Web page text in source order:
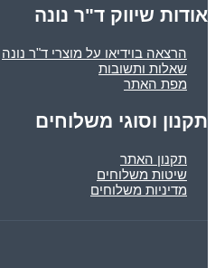
אודות שיווק ד"ר נונה
הרצאה בוידיאו על מוצרי ד"ר נונה
שאלות ותשובות
מפת האתר
תקנון וסוגי משלוחים
תקנון האתר
שיטות משלוחים
מדיניות משלוחים